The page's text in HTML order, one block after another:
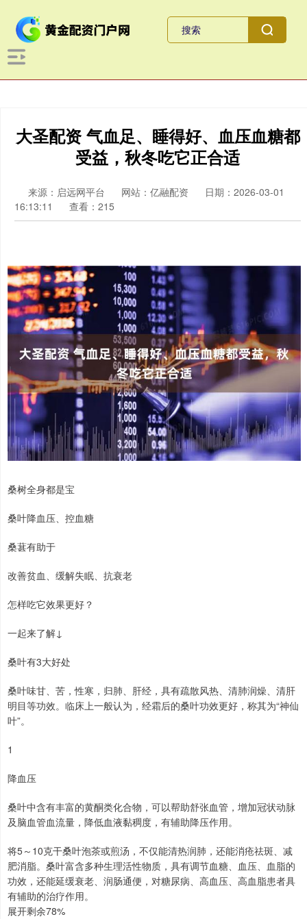
大圣配资 气血足、睡得好、血压血糖都
受益，秋冬吃它正合适
来源：启远网平台 网站：亿融配资
日期：2026-03-01
16:13:11
查看：215
桑树全身都是宝
桑叶降血压、控血糖
桑葚有助于
改善贫血、缓解失眠、抗衰老
怎样吃它效果更好？
一起来了解↓
桑叶有3大好处
桑叶味甘、苦，性寒，归肺、肝经，具有疏散风热、清肺润燥、清肝
明目等功效。临床上一般认为，经霜后的桑叶功效更好，称其为“神仙
叶”。
1
降血压
桑叶中含有丰富的黄酮类化合物，可以帮助舒张血管，增加冠状动脉
及脑血管血流量，降低血液黏稠度，有辅助降压作用。
将5～10克干桑叶泡茶或煎汤，不仅能清热润肺，还能消疮祛斑、减
肥消脂。桑叶富含多种生理活性物质，具有调节血糖、血压、血脂的
功效，还能延缓衰老、润肠通便，对糖尿病、高血压、高血脂患者具
有辅助的治疗作用。
展开剩余78%